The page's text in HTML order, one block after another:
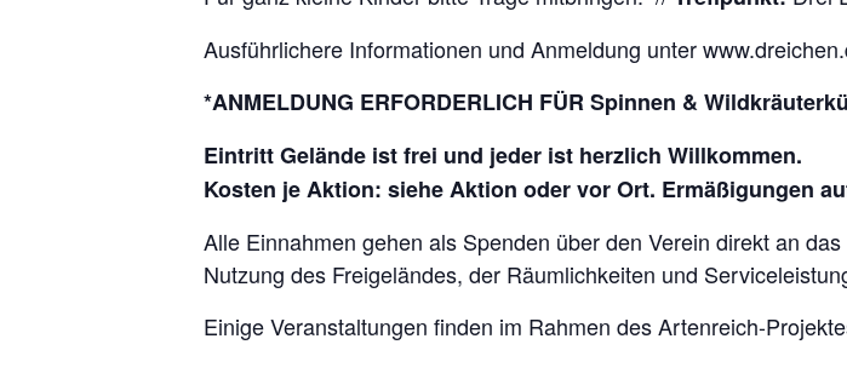
Ausführlichere Informationen und Anmeldung unter
*ANMELDUNG ERFORDERLICH FÜR Spinnen &
Eintritt Gelände ist frei und jeder ist herzlich Willkommen.
Kosten je Aktion: siehe Aktion oder vor Ort. Ermäßigungen
Alle Einnahmen gehen als Spenden über den Verein direkt an
Nutzung des Freigeländes, der Räumlichkeiten und
Einige Veranstaltungen finden im Rahmen des Artenreich-